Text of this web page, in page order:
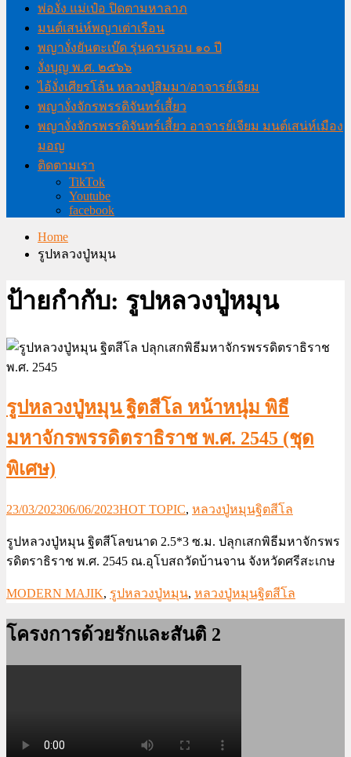
พ่องั่ง แม่เป๋อ ปิดตามหาลาภ
มนต์เสน่ห์พญาเต่าเรือน
พญางั่งยันตะเบ๊ด รุ่นครบรอบ ๑๐ ปี
งั่งบุญ พ.ศ. ๒๕๖๖
ไอ้งั่งเศียรโล้น หลวงปู่สิมมา/อาจารย์เจียม
พญางั่งจักรพรรดิจันทร์เสี้ยว
พญางั่งจักรพรรดิจันทร์เสี้ยว อาจารย์เจียม มนต์เสน่ห์เมือง
มอญ
ติดตามเรา
TikTok
Youtube
facebook
Home
รูปหลวงปู่หมุน
ป้ายกำกับ: รูปหลวงปู่หมุน
รูปหลวงปู่หมุน ฐิตสีโล หน้าหนุ่ม พิธี
มหาจักรพรรดิตราธิราช พ.ศ. 2545 (ชุด
พิเศษ)
23/03/202306/06/2023HOT TOPIC, หลวงปู่หมุนฐิตสีโล
รูปหลวงปู่หมุน ฐิตสีโลขนาด 2.5*3 ซ.ม. ปลุกเสกพิธีมหาจักรพร
รดิตราธิราช พ.ศ. 2545 ณ.อุโบสถวัดบ้านจาน จังหวัดศรีสะเกษ
MODERN MAJIK, รูปหลวงปู่หมุน, หลวงปู่หมุนฐิตสีโล
โครงการด้วยรักและสันติ 2